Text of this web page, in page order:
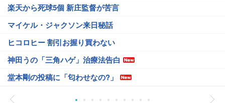
楽天から死球5個 新庄監督が苦言
マイケル・ジャクソン来日秘話
ヒコロヒー 割引お握り買わない
神田うの「三角ハゲ」治療法告白
堂本剛の投稿に「匂わせなの?」